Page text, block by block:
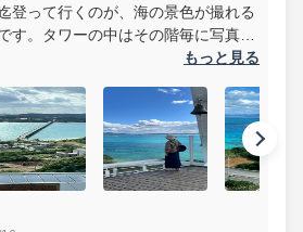
登って行くのが、海の景色が撮れる
す。タワーの中はその階毎に写真を
れていて、沢山の思い出を残せまし
もっと見る